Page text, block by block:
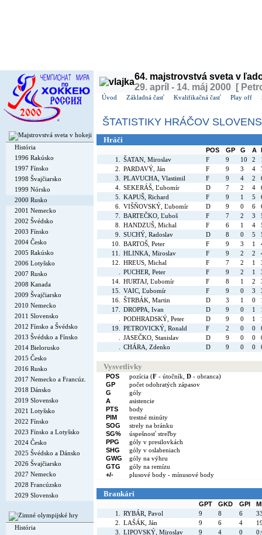
História
1996 Rakúsko
1997 Fínsko
1998 Švajčiarsko
1999 Nórsko
2000 Rusko
2001 Nemecko
2002 Švédsko
2003 Fínsko
2004 Česko
2005 Rakúsko
2006 Lotyšsko
2007 Rusko
2008 Kanada
2009 Švajčiarsko
2010 Nemecko
2011 Slovensko
2012 Fínsko a Švédsko
2013 Švédsko a Fínsko
2014 Bielorusko
2015 Česko
2016 Rusko
2017 Nemecko a Francúz.
2018 Dánsko
2019 Slovensko
2021 Lotyšsko
2022 Fínsko
2023 Fínsko a Lotyšsko
2024 Česko
2025 Švédsko a Dánsko
2026 Švajčiarsko
2027 Nemecko
2028 Francúzsko
2029 Slovensko
História
64. majstrovstvá sveta v
29. apríl - 14. máj 2000 [
Úvod Základná časť Kvalifikačná časť Play off
ŠTATISTIKY HRÁČOV
Hráči
POS GP G A
1.
ŠATAN, Miroslav F 9 10 2
2.
PARDAVÝ, Ján F 9 3 4
3.
PLAVUCHA, Vlastimil F 9 4 2
4.
SEKERÁŠ, Ľubomír D 7 2 4
5.
KAPUŠ, Richard F 9 1 5
6.
VIŠŇOVSKÝ, Ľubomír D 9 0 6
7.
BARTEČKO, Ľuboš F 7 2 3
8.
HANDZUŠ, Michal F 6 1 4
9.
SUCHÝ, Radoslav D 8 0 5
10.
BARTOŠ, Peter F 9 3 1
11.
HLINKA, Miroslav F 9 2 2
12.
HREUS, Michal F 7 2 1
PUCHER, Peter F 9 2 1
14.
HURTAJ, Ľubomír F 8 1 2
15.
VAIC, Ľubomír F 9 0 3
16.
ŠTRBÁK, Martin D 3 1 0
17.
DROPPA, Ivan D 9 0 1
PODHRADSKÝ, Peter D 9 0 1
19.
PETROVICKÝ, Ronald F 2 0 0
JASEČKO, Stanislav D 9 0 0
CHÁRA, Zdenko D 9 0 0
Vysvetlivky
POS pozícia (F - útočník, D - obranca)
GP
počet odohratých zápasov
G
góly
A
asistencie
PTS
body
PIM
trestné minúty
SOG
strely na bránku
SG%
úspešnosť streľby
PPG
góly v presilovkách
SHG
góly v oslabeniach
GWG
góly na výhru
GTG
góly na remízu
+/-
plusové body - mínusové body
Brankári
GPT GKD GPI
1.
RYBÁR, Pavol 9 8 6
2.
LAŠÁK, Ján 9 6 4
3.
LIPOVSKÝ, Miroslav 9 4 0